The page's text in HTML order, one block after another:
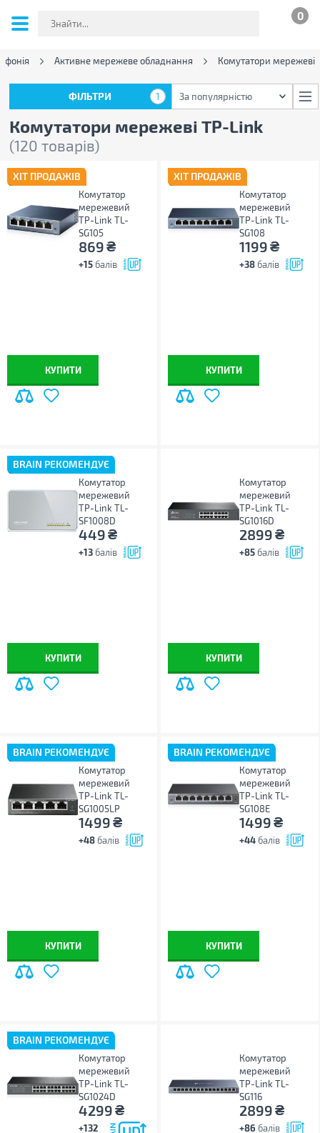
0
Активне мережеве обладнання Комутатори мережеві
Комутатори мережеві TP-Link
(120 товарів)
ФІЛЬТРИ 1 За популярністю
ХІТ ПРОДАЖІВ
Комутатор
мережевий
TP-Link TL-
SG105
869₴
+15 балів
КУПИТИ
ХІТ ПРОДАЖІВ
Комутатор
мережевий
TP-Link TL-
SG108
1199₴
+38 балів
КУПИТИ
BRAIN РЕКОМЕНДУЄ
Комутатор
мережевий
TP-Link TL-
SF1008D
449₴
+13 балів
КУПИТИ
Комутатор
мережевий
TP-Link TL-
SG1016D
2899₴
+85 балів
КУПИТИ
BRAIN РЕКОМЕНДУЄ
Комутатор
мережевий
TP-Link TL-
SG1005LP
1499₴
+48 балів
КУПИТИ
BRAIN РЕКОМЕНДУЄ
Комутатор
мережевий
TP-Link TL-
SG108E
1499₴
+44 балів
КУПИТИ
BRAIN РЕКОМЕНДУЄ
Комутатор
мережевий
TP-Link TL-
SG1024D
4299₴
+132
Комутатор
мережевий
TP-Link TL-
SG116
2899₴
+86 балів
ФІЛЬТРИ 1 За популярністю